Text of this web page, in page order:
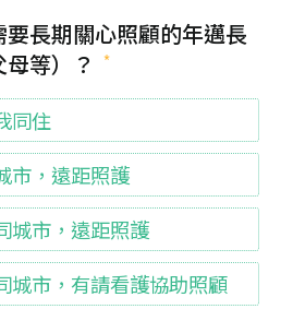
長期關心照顧的年邁長
等）？
同住
市，遠距照護
城市，遠距照護
城市，有請看護協助照顧